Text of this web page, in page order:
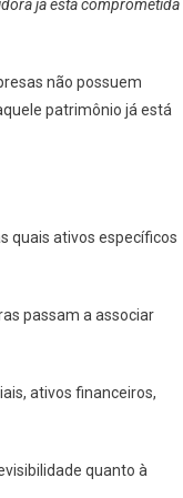
já está comprometida
não possuem
patrimônio já está
quais ativos específicos
passam a associar
ativos financeiros,
quanto à